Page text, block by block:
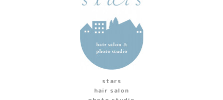
stars
hair salon